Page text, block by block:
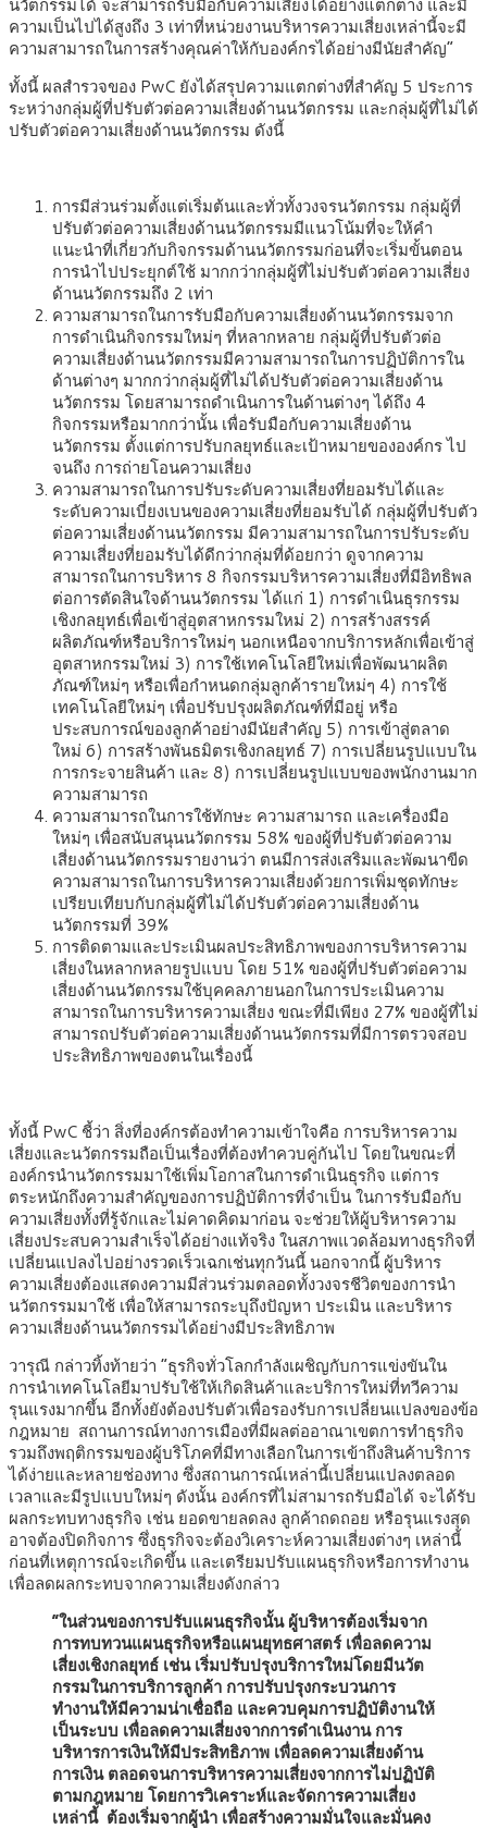
นวัตกรรมได้ จะสามารถรับมือกับความเสี่ยงได้อย่างแตกต่าง และมี
ความเป็นไปได้สูงถึง 3 เท่าที่หน่วยงานบริหารความเสี่ยงเหล่านี้จะมี
ความสามารถในการสร้างคุณค่าให้กับองค์กรได้อย่างมีนัยสำคัญ”
ทั้งนี้ ผลสำรวจของ PwC ยังได้สรุปความแตกต่างที่สำคัญ 5 ประการ
ระหว่างกลุ่มผู้ที่ปรับตัวต่อความเสี่ยงด้านนวัตกรรม และกลุ่มผู้ที่ไม่ได้
ปรับตัวต่อความเสี่ยงด้านนวัตกรรม ดังนี้
การมีส่วนร่วมตั้งแต่เริ่มต้นและทั่วทั้งวงจรนวัตกรรม กลุ่มผู้ที่
ปรับตัวต่อความเสี่ยงด้านนวัตกรรมมีแนวโน้มที่จะให้คำ
แนะนำที่เกี่ยวกับกิจกรรมด้านนวัตกรรมก่อนที่จะเริ่มขั้นตอน
การนำไปประยุกต์ใช้ มากกว่ากลุ่มผู้ที่ไม่ปรับตัวต่อความเสี่ยง
ด้านนวัตกรรมถึง 2 เท่า
ความสามารถในการรับมือกับความเสี่ยงด้านนวัตกรรมจาก
การดำเนินกิจกรรมใหม่ๆ ที่หลากหลาย กลุ่มผู้ที่ปรับตัวต่อ
ความเสี่ยงด้านนวัตกรรมมีความสามารถในการปฏิบัติการใน
ด้านต่างๆ มากกว่ากลุ่มผู้ที่ไม่ได้ปรับตัวต่อความเสี่ยงด้าน
นวัตกรรม โดยสามารถดำเนินการในด้านต่างๆ ได้ถึง 4
กิจกรรมหรือมากกว่านั้น เพื่อรับมือกับความเสี่ยงด้าน
นวัตกรรม ตั้งแต่การปรับกลยุทธ์และเป้าหมายขององค์กร ไป
จนถึง การถ่ายโอนความเสี่ยง
ความสามารถในการปรับระดับความเสี่ยงที่ยอมรับได้และ
ระดับความเบี่ยงเบนของความเสี่ยงที่ยอมรับได้ กลุ่มผู้ที่ปรับตัว
ต่อความเสี่ยงด้านนวัตกรรม มีความสามารถในการปรับระดับ
ความเสี่ยงที่ยอมรับได้ดีกว่ากลุ่มที่ด้อยกว่า ดูจากความ
สามารถในการบริหาร 8 กิจกรรมบริหารความเสี่ยงที่มีอิทธิพล
ต่อการตัดสินใจด้านนวัตกรรม ได้แก่ 1) การดำเนินธุรกรรม
เชิงกลยุทธ์เพื่อเข้าสู่อุตสาหกรรมใหม่ 2) การสร้างสรรค์
ผลิตภัณฑ์หรือบริการใหม่ๆ นอกเหนือจากบริการหลักเพื่อเข้าสู่
อุตสาหกรรมใหม่ 3) การใช้เทคโนโลยีใหม่เพื่อพัฒนาผลิต
ภัณฑ์ใหม่ๆ หรือเพื่อกำหนดกลุ่มลูกค้ารายใหม่ๆ 4) การใช้
เทคโนโลยีใหม่ๆ เพื่อปรับปรุงผลิตภัณฑ์ที่มีอยู่ หรือ
ประสบการณ์ของลูกค้าอย่างมีนัยสำคัญ 5) การเข้าสู่ตลาด
ใหม่ 6) การสร้างพันธมิตรเชิงกลยุทธ์ 7) การเปลี่ยนรูปแบบใน
การกระจายสินค้า และ 8) การเปลี่ยนรูปแบบของพนักงานมาก
ความสามารถ
ความสามารถในการใช้ทักษะ ความสามารถ และเครื่องมือ
ใหม่ๆ เพื่อสนับสนุนนวัตกรรม 58% ของผู้ที่ปรับตัวต่อความ
เสี่ยงด้านนวัตกรรมรายงานว่า ตนมีการส่งเสริมและพัฒนาขีด
ความสามารถในการบริหารความเสี่ยงด้วยการเพิ่มชุดทักษะ
เปรียบเทียบกับกลุ่มผู้ที่ไม่ได้ปรับตัวต่อความเสี่ยงด้าน
นวัตกรรมที่ 39%
การติดตามและประเมินผลประสิทธิภาพของการบริหารความ
เสี่ยงในหลากหลายรูปแบบ โดย 51% ของผู้ที่ปรับตัวต่อความ
เสี่ยงด้านนวัตกรรมใช้บุคคลภายนอกในการประเมินความ
สามารถในการบริหารความเสี่ยง ขณะที่มีเพียง 27% ของผู้ที่ไม่
สามารถปรับตัวต่อความเสี่ยงด้านนวัตกรรมที่มีการตรวจสอบ
ประสิทธิภาพของตนในเรื่องนี้
ทั้งนี้ PwC ชี้ว่า สิ่งที่องค์กรต้องทำความเข้าใจคือ การบริหารความ
เสี่ยงและนวัตกรรมถือเป็นเรื่องที่ต้องทำควบคู่กันไป โดยในขณะที่
องค์กรนำนวัตกรรมมาใช้เพิ่มโอกาสในการดำเนินธุรกิจ แต่การ
ตระหนักถึงความสำคัญของการปฏิบัติการที่จำเป็น ในการรับมือกับ
ความเสี่ยงทั้งที่รู้จักและไม่คาดคิดมาก่อน จะช่วยให้ผู้บริหารความ
เสี่ยงประสบความสำเร็จได้อย่างแท้จริง ในสภาพแวดล้อมทางธุรกิจที่
เปลี่ยนแปลงไปอย่างรวดเร็วเฉกเช่นทุกวันนี้ นอกจากนี้ ผู้บริหาร
ความเสี่ยงต้องแสดงความมีส่วนร่วมตลอดทั้งวงจรชีวิตของการนำ
นวัตกรรมมาใช้ เพื่อให้สามารถระบุถึงปัญหา ประเมิน และบริหาร
ความเสี่ยงด้านนวัตกรรมได้อย่างมีประสิทธิภาพ
วารุณี กล่าวทิ้งท้ายว่า “ธุรกิจทั่วโลกกำลังเผชิญกับการแข่งขันใน
การนำเทคโนโลยีมาปรับใช้ให้เกิดสินค้าและบริการใหม่ที่ทวีความ
รุนแรงมากขึ้น อีกทั้งยังต้องปรับตัวเพื่อรองรับการเปลี่ยนแปลงของข้อ
กฎหมาย สถานการณ์ทางการเมืองที่มีผลต่ออาณาเขตการทำธุรกิจ
รวมถึงพฤติกรรมของผู้บริโภคที่มีทางเลือกในการเข้าถึงสินค้าบริการ
ได้ง่ายและหลายช่องทาง ซึ่งสถานการณ์เหล่านี้เปลี่ยนแปลงตลอด
เวลาและมีรูปแบบใหม่ๆ ดังนั้น องค์กรที่ไม่สามารถรับมือได้ จะได้รับ
ผลกระทบทางธุรกิจ เช่น ยอดขายลดลง ลูกค้าถดถอย หรือรุนแรงสุด
อาจต้องปิดกิจการ ซึ่งธุรกิจจะต้องวิเคราะห์ความเสี่ยงต่างๆ เหล่านี้
ก่อนที่เหตุการณ์จะเกิดขึ้น และเตรียมปรับแผนธุรกิจหรือการทำงาน
เพื่อลดผลกระทบจากความเสี่ยงดังกล่าว
“ในส่วนของการปรับแผนธุรกิจนั้น ผู้บริหารต้องเริ่มจาก
การทบทวนแผนธุรกิจหรือแผนยุทธศาสตร์ เพื่อลดความ
เสี่ยงเชิงกลยุทธ์ เช่น เริ่มปรับปรุงบริการใหม่โดยมีนวัต
กรรมในการบริการลูกค้า การปรับปรุงกระบวนการ
ทำงานให้มีความน่าเชื่อถือ และควบคุมการปฏิบัติงานให้
เป็นระบบ เพื่อลดความเสี่ยงจากการดำเนินงาน การ
บริหารการเงินให้มีประสิทธิภาพ เพื่อลดความเสี่ยงด้าน
การเงิน ตลอดจนการบริหารความเสี่ยงจากการไม่ปฏิบัติ
ตามกฎหมาย โดยการวิเคราะห์และจัดการความเสี่ยง
เหล่านี้ ต้องเริ่มจากผู้นำ เพื่อสร้างความมั่นใจและมั่นคง